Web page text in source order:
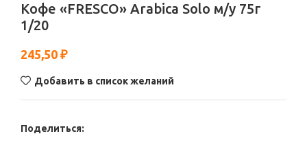
Кофе «FRESCO» Arabica Solo м/у 75г
1/20
245,50 ₽
Добавить в список желаний
Поделиться: